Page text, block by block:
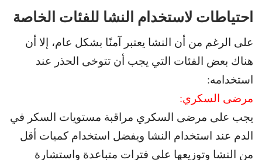
احتياطات لاستخدام النشا للفئات الخاصة
على الرغم من أن النشا يعتبر آمنًا بشكل عام، إلا أن
هناك بعض الفئات التي يجب أن تتوخى الحذر عند
استخدامه:
مرضى السكري:
يجب على مرضى السكري مراقبة مستويات السكر في
الدم عند استخدام النشا ويفضل استخدام كميات أقل
من النشا وتوزيعها على فترات متباعدة واستشارة